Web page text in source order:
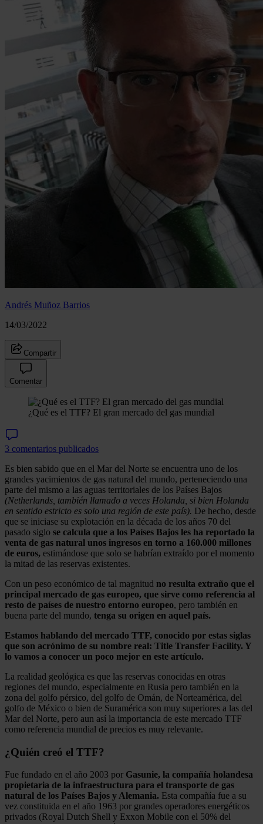
Andrés Muñoz Barrios
14/03/2022
Compartir
Comentar
¿Qué es el TTF? El gran mercado del gas mundial
3 comentarios publicados
Es bien sabido que en el Mar del Norte se encuentra uno de los
grandes yacimientos de gas natural del mundo, perteneciendo una
parte del mismo a las aguas territoriales de los Países Bajos
(Netherlands, también llamado a veces Holanda, si bien Holanda
en sentido estricto es solo una región de este país). De hecho, desde
que se iniciase su explotación en la década de los años 70 del
pasado siglo se calcula que a los Países Bajos les ha reportado la
venta de gas natural unos ingresos en torno a 160.000 millones
de euros, estimándose que solo se habrían extraído por el momento
la mitad de las reservas existentes.
Con un peso económico de tal magnitud no resulta extraño que el
principal mercado de gas europeo, que sirve como referencia al
resto de países de nuestro entorno europeo, pero también en
buena parte del mundo, tenga su origen en aquel país.
Estamos hablando del mercado TTF, conocido por estas siglas
que son acrónimo de su nombre real: Title Transfer Facility. Y
lo vamos a conocer un poco mejor en este artículo.
La realidad geológica es que las reservas conocidas en otras
regiones del mundo, especialmente en Rusia pero también en la
zona del golfo pérsico, del golfo de Omán, de Norteamérica, del
golfo de México o bien de Suramérica son muy superiores a las del
Mar del Norte, pero aun así la importancia de este mercado TTF
como referencia mundial de precios es muy relevante.
¿Quién creó el TTF?
Fue fundado en el año 2003 por Gasunie, la compañía holandesa
propietaria de la infraestructura para el transporte de gas
natural de los Países Bajos y Alemania. Esta compañía fue a su
vez constituida en el año 1963 por grandes operadores energéticos
privados (Royal Dutch Shell y Exxon Mobile con el 50% del